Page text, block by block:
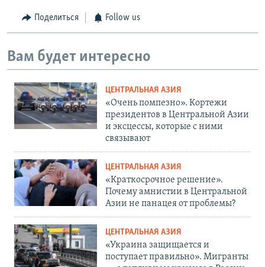
Поделиться Follow us
Вам будет интересно
ЦЕНТРАЛЬНАЯ АЗИЯ
«Очень помпезно». Кортежи
президентов в Центральной Азии
и эксцессы, которые с ними
связывают
ЦЕНТРАЛЬНАЯ АЗИЯ
«Краткосрочное решение».
Почему амнистии в Центральной
Азии не панацея от проблемы?
ЦЕНТРАЛЬНАЯ АЗИЯ
«Украина защищается и
поступает правильно». Мигранты